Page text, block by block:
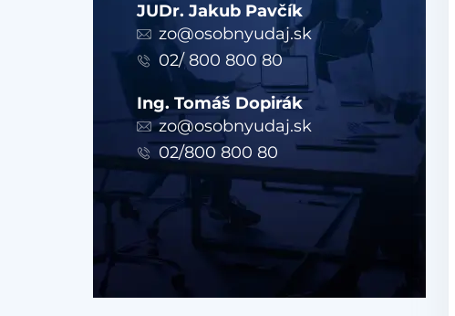
JUDr. Jakub Pavčík
zo@osobnyudaj.sk
02/ 800 800 80
Ing. Tomáš Dopirák
zo@osobnyudaj.sk
02/800 800 80